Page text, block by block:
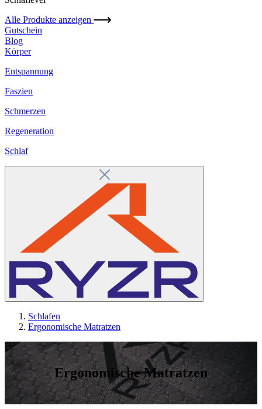
Alle Produkte anzeigen
Gutschein
Blog
Körper
Entspannung
Faszien
Schmerzen
Regeneration
Schlaf
Schlafen
Ergonomische Matratzen
Ergonomische Matratzen